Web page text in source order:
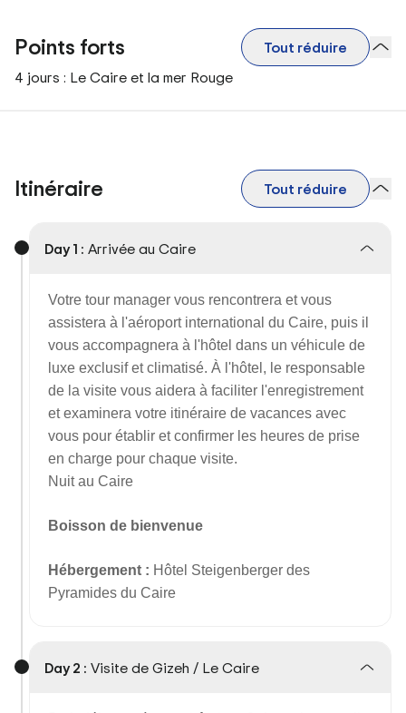
Points forts
Tout réduire
4 jours : Le Caire et la mer Rouge
Itinéraire Tout réduire
Day 1 : Arrivée au Caire
Votre tour manager vous rencontrera et vous
assistera à l'aéroport international du Caire, puis il
vous accompagnera à l'hôtel dans un véhicule de
luxe exclusif et climatisé. À l'hôtel, le responsable
de la visite vous aidera à faciliter l'enregistrement
et examinera votre itinéraire de vacances avec
vous pour établir et confirmer les heures de prise
en charge pour chaque visite.
Nuit au Caire
Boisson de bienvenue
Hébergement : Hôtel Steigenberger des
Pyramides du Caire
Day 2 : Visite de Gizeh / Le Caire